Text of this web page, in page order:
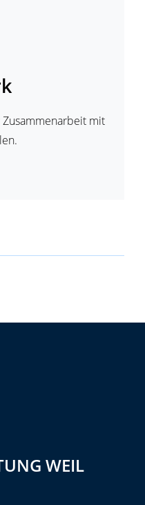
mit
WEIL